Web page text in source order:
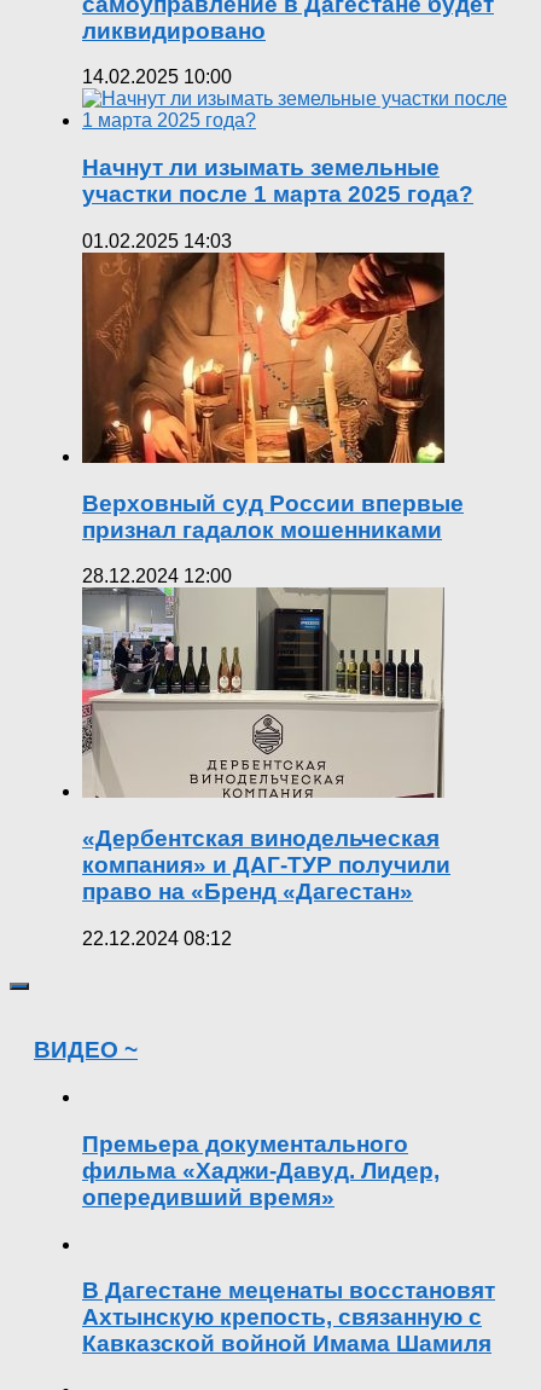
ликвидировано
14.02.2025 10:00
Начнут ли изымать земельные
участки после 1 марта 2025 года?
01.02.2025 14:03
Верховный суд России впервые
признал гадалок мошенниками
28.12.2024 12:00
«Дербентская винодельческая
компания» и ДАГ-ТУР получили
право на «Бренд «Дагестан»
22.12.2024 08:12
ВИДЕО ~
Премьера документального
фильма «Хаджи-Давуд. Лидер,
опередивший время»
В Дагестане меценаты восстановят
Ахтынскую крепость, связанную с
Кавказской войной Имама Шамиля